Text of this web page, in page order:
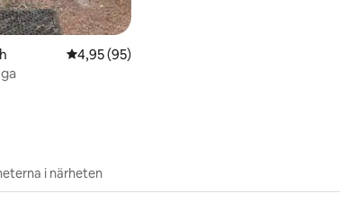
4,95 av 5 i genomsnittligt betyg, 95
4,95 (95)
i närheten